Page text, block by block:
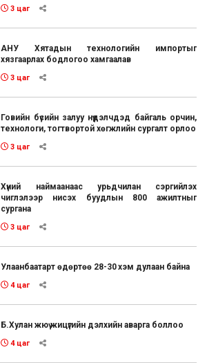
3 цаг
АНУ Хятадын технологийн импортыг
хязгаарлах бодлогоо хамгаалав
3 цаг
Говийн бүсийн залуу нүүдэлчдэд байгаль орчин,
технологи, тогтвортой хөгжлийн сургалт орлоо
3 цаг
Хүний наймаанаас урьдчилан сэргийлэх
чиглэлээр нисэх буудлын 800 ажилтныг
сургана
3 цаг
Улаанбаатарт өдөртөө 28-30 хэм дулаан байна
4 цаг
Б.Хулан жюү жицүгийн дэлхийн аварга боллоо
4 цаг